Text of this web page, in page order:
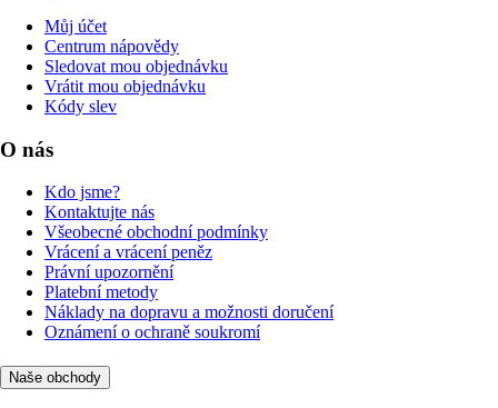
Můj účet
Centrum nápovědy
Sledovat mou objednávku
Vrátit mou objednávku
Kódy slev
O nás
Kdo jsme?
Kontaktujte nás
Všeobecné obchodní podmínky
Vrácení a vrácení peněz
Právní upozornění
Platební metody
Náklady na dopravu a možnosti doručení
Oznámení o ochraně soukromí
Naše obchody